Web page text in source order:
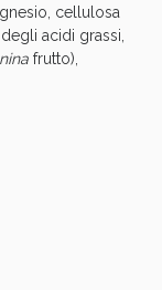
cellulosa
acidi grassi,
frutto),
45% oggi!